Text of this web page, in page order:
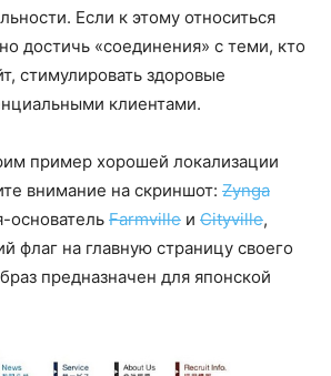
Если к этому относиться
достичь «соединения» с теми, кто
стимулировать здоровые
клиентами.
пример хорошей локализации
внимание на скриншот: Zynga
основатель Farmville и Cityville,
флаг на главную страницу своего
предназначен для японской